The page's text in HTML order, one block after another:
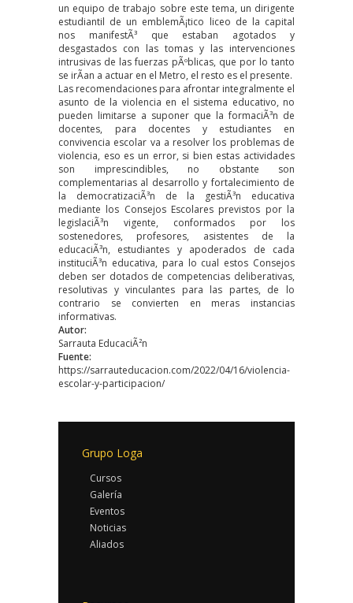
un equipo de trabajo sobre este tema, un dirigente
estudiantil de un emblemÃ¡tico liceo de la capital
nos manifestÃ³ que estaban agotados y
desgastados con las tomas y las intervenciones
intrusivas de las fuerzas pÃºblicas, que por lo tanto
se irÃ­an a actuar en el Metro, el resto es el presente.
Las recomendaciones para afrontar integralmente el
asunto de la violencia en el sistema educativo, no
pueden limitarse a suponer que la formaciÃ³n de
docentes, para docentes y estudiantes en
convivencia escolar va a resolver los problemas de
violencia, eso es un error, si bien estas actividades
son imprescindibles, no obstante son
complementarias al desarrollo y fortalecimiento de
la democratizaciÃ³n de la gestiÃ³n educativa
mediante los Consejos Escolares previstos por la
legislaciÃ³n vigente, conformados por los
sostenedores, profesores, asistentes de la
educaciÃ³n, estudiantes y apoderados de cada
instituciÃ³n educativa, para lo cual estos Consejos
deben ser dotados de competencias deliberativas,
resolutivas y vinculantes para las partes, de lo
contrario se convierten en meras instancias
informativas.
Autor:
Sarrauta EducaciÃ²n
Fuente:
https://sarrauteducacion.com/2022/04/16/violencia-
escolar-y-participacion/
Grupo Loga
Cursos
Galería
Eventos
Noticias
Aliados